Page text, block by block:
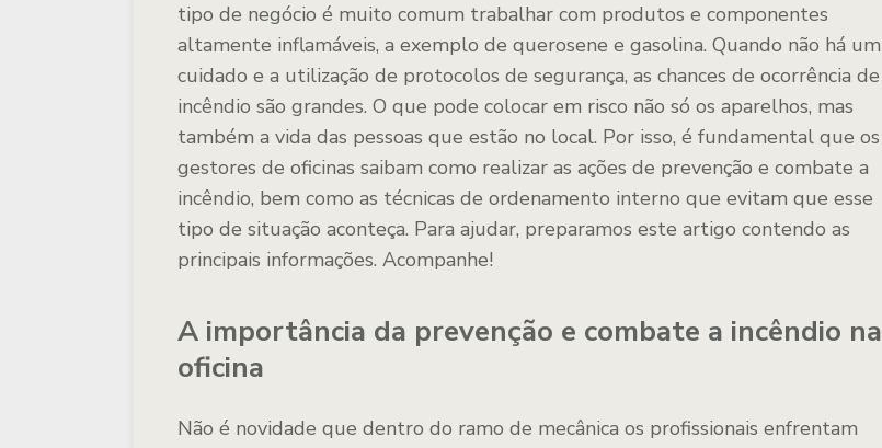
tipo de negócio é muito comum trabalhar com produtos e componentes
altamente inflamáveis, a exemplo de querosene e gasolina. Quando não há um
cuidado e a utilização de protocolos de segurança, as chances de ocorrência de
incêndio são grandes. O que pode colocar em risco não só os aparelhos, mas
também a vida das pessoas que estão no local. Por isso, é fundamental que os
gestores de oficinas saibam como realizar as ações de prevenção e combate a
incêndio, bem como as técnicas de ordenamento interno que evitam que esse
tipo de situação aconteça. Para ajudar, preparamos este artigo contendo as
principais informações. Acompanhe!
A importância da prevenção e combate a incêndio na
oficina
Não é novidade que dentro do ramo de mecânica os profissionais enfrentam